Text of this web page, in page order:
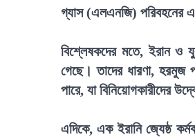
গ্যাস (এলএনজি) পরিবহনের
বিশ্লেষকদের মতে, ইরান ও
গেছে। তাদের ধারণা, হরমুজ
পারে, যা বিনিয়োগকারীদের
এদিকে, এক ইরানি জ্যেষ্ঠ